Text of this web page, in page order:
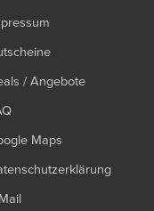
/ Angebote
Maps